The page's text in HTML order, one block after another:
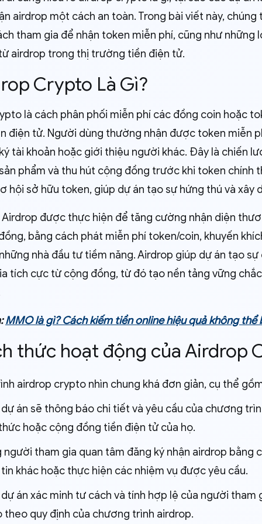
airdrop một cách an toàn. Trong bài viết này,
tham gia để nhận token miễn phí, cũng như những
airdrop trong thị trường tiền điện tử.
Crypto Là Gì?
là cách phân phối miễn phí các đồng coin hoặc
điện tử. Người dùng thường nhận được token miễn
tài khoản hoặc giới thiệu người khác. Đây là chiến
phẩm và thu hút cộng đồng trước khi token chính
hội sở hữu token, giúp dự án tạo sự hứng thú và xây
Airdrop được thực hiện để tăng cường nhận diện
bằng cách phát miễn phí token/coin, khuyến
nhà đầu tư tiềm năng. Airdrop giúp dự án tạo
tích cực từ cộng đồng, từ đó tạo nền tảng vững
MMO là gì? Cách kiếm tiền online hiệu quả không thể
thức hoạt động của Airdrop
airdrop crypto nhìn chung khá đơn giản, cụ thể
án sẽ thông báo chi tiết và yêu cầu của chương
hoặc cộng đồng tiền điện tử của họ.
người tham gia quan tâm đăng ký nhận airdrop bằng
khác hoặc thực hiện các nhiệm vụ được yêu cầu.
án xác minh tư cách và tính hợp lệ của người tham
theo quy định của chương trình airdrop.